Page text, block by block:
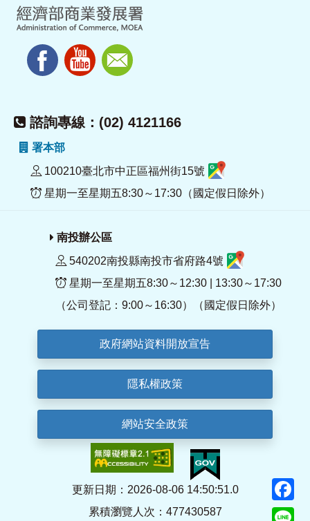
諮詢專線：(02) 4121166
署本部
100210臺北市中正區福州街15號
星期一至星期五8:30～17:30（國定假日除外）
南投辦公區
540202南投縣南投市省府路4號
星期一至星期五8:30～12:30 | 13:30～17:30
（公司登記：9:00～16:30）（國定假日除外）
政府網站資料開放宣告
隱私權政策
網站安全政策
更新日期：2026-08-06 14:50:51.0
累積瀏覽人次：477430587